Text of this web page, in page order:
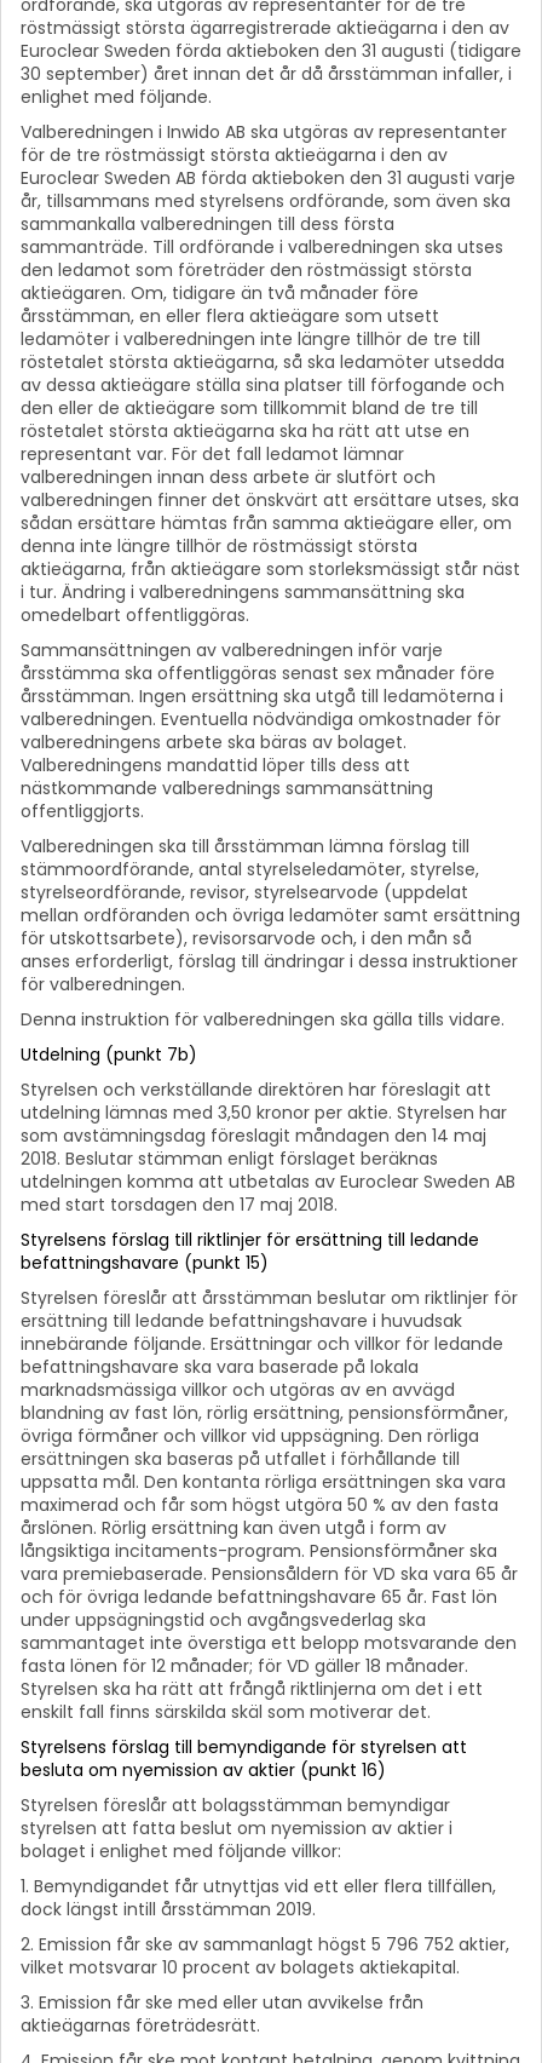
röstmässigt största ägarregistrerade aktieägarna i den av
Euroclear Sweden förda aktieboken den 31 augusti (tidigare
30 september) året innan det år då årsstämman infaller, i
enlighet med följande.
Valberedningen i Inwido AB ska utgöras av representanter
för de tre röstmässigt största aktieägarna i den av
Euroclear Sweden AB förda aktieboken den 31 augusti varje
år, tillsammans med styrelsens ordförande, som även ska
sammankalla valberedningen till dess första
sammanträde. Till ordförande i valberedningen ska utses
den ledamot som företräder den röstmässigt största
aktieägaren. Om, tidigare än två månader före
årsstämman, en eller flera aktieägare som utsett
ledamöter i valberedningen inte längre tillhör de tre till
röstetalet största aktieägarna, så ska ledamöter utsedda
av dessa aktieägare ställa sina platser till förfogande och
den eller de aktieägare som tillkommit bland de tre till
röstetalet största aktieägarna ska ha rätt att utse en
representant var. För det fall ledamot lämnar
valberedningen innan dess arbete är slutfört och
valberedningen finner det önskvärt att ersättare utses, ska
sådan ersättare hämtas från samma aktieägare eller, om
denna inte längre tillhör de röstmässigt största
aktieägarna, från aktieägare som storleksmässigt står näst
i tur. Ändring i valberedningens sammansättning ska
omedelbart offentliggöras.
Sammansättningen av valberedningen inför varje
årsstämma ska offentliggöras senast sex månader före
årsstämman. Ingen ersättning ska utgå till ledamöterna i
valberedningen. Eventuella nödvändiga omkostnader för
valberedningens arbete ska bäras av bolaget.
Valberedningens mandattid löper tills dess att
nästkommande valberednings sammansättning
offentliggjorts.
Valberedningen ska till årsstämman lämna förslag till
stämmoordförande, antal styrelseledamöter, styrelse,
styrelseordförande, revisor, styrelsearvode (uppdelat
mellan ordföranden och övriga ledamöter samt ersättning
för utskottsarbete), revisorsarvode och, i den mån så
anses erforderligt, förslag till ändringar i dessa instruktioner
för valberedningen.
Denna instruktion för valberedningen ska gälla tills vidare.
Utdelning (punkt 7b)
Styrelsen och verkställande direktören har föreslagit att
utdelning lämnas med 3,50 kronor per aktie. Styrelsen har
som avstämningsdag föreslagit måndagen den 14 maj
2018. Beslutar stämman enligt förslaget beräknas
utdelningen komma att utbetalas av Euroclear Sweden AB
med start torsdagen den 17 maj 2018.
Styrelsens förslag till riktlinjer för ersättning till ledande
befattningshavare (punkt 15)
Styrelsen föreslår att årsstämman beslutar om riktlinjer för
ersättning till ledande befattningshavare i huvudsak
innebärande följande. Ersättningar och villkor för ledande
befattningshavare ska vara baserade på lokala
marknadsmässiga villkor och utgöras av en avvägd
blandning av fast lön, rörlig ersättning, pensionsförmåner,
övriga förmåner och villkor vid uppsägning. Den rörliga
ersättningen ska baseras på utfallet i förhållande till
uppsatta mål. Den kontanta rörliga ersättningen ska vara
maximerad och får som högst utgöra 50 % av den fasta
årslönen. Rörlig ersättning kan även utgå i form av
långsiktiga incitaments-program. Pensionsförmåner ska
vara premiebaserade. Pensionsåldern för VD ska vara 65 år
och för övriga ledande befattningshavare 65 år. Fast lön
under uppsägningstid och avgångsvederlag ska
sammantaget inte överstiga ett belopp motsvarande den
fasta lönen för 12 månader; för VD gäller 18 månader.
Styrelsen ska ha rätt att frångå riktlinjerna om det i ett
enskilt fall finns särskilda skäl som motiverar det.
Styrelsens förslag till bemyndigande för styrelsen att
besluta om nyemission av aktier (punkt 16)
Styrelsen föreslår att bolagsstämman bemyndigar
styrelsen att fatta beslut om nyemission av aktier i
bolaget i enlighet med följande villkor:
1. Bemyndigandet får utnyttjas vid ett eller flera tillfällen,
dock längst intill årsstämman 2019.
2. Emission får ske av sammanlagt högst 5 796 752 aktier,
vilket motsvarar 10 procent av bolagets aktiekapital.
3. Emission får ske med eller utan avvikelse från
aktieägarnas företrädesrätt.